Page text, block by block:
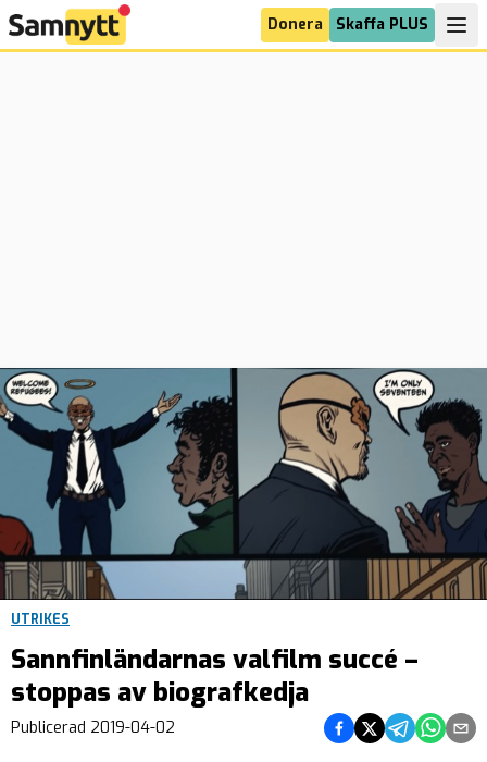
Donera Skaffa PLUS
UTRIKES
Sannfinländarnas valfilm succé –
stoppas av biografkedja
Publicerad 2019-04-02 Dela på Facebook
Dela på Twitter
Dela påDela på
Dela